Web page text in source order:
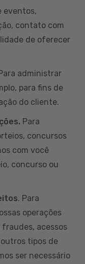
eventos,
contato com
de oferecer
administrar
para fins de
do cliente.
Para
concursos
com você
concurso ou
. Para
operações
acessos
tipos de
ser necessário